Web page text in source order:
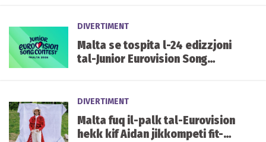
DIVERTIMENT
Malta se tospita l-24 edizzjoni
tal-Junior Eurovision Song
DIVERTIMENT
Malta fuq il-palk tal-Eurovision
hekk kif Aidan jikkompeti fit-